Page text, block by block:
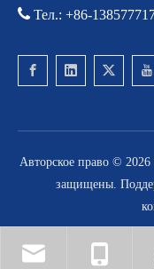
 Тел.: +86-
Авторское право © 2026
защищены.